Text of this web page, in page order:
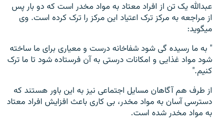
عبدالله یک تن از افراد معتاد به مواد مخدر است که دو بار پس
از مراجعه به مرکز ترک اعتیاد این مرکز را ترک کرده است. وی
میگوید:
" به ما رسیده گی شود شفاخانه درست و معیاری برای ما ساخته
شود مواد غذایی و امکانات درستی به آن فرستاده شود تا ما ترک
کنیم."
از طرف هم آگاهان مسایل اجتماعی نیز به این باور هستند که
دسترسی آسان به مواد مخدر، بی کاری باعث افزایش افراد معتاد
به مواد مخدر شده است.